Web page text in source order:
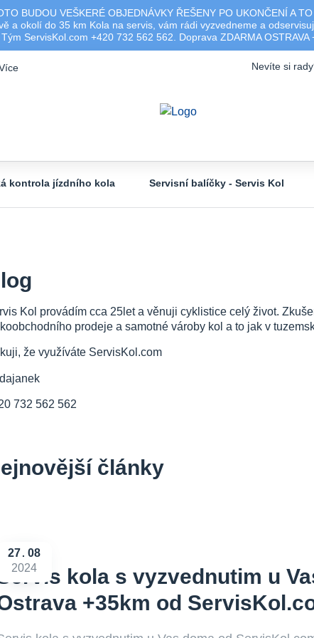
BUDOU VEŠKERÉ OBJEDNÁVKY ŘEŠENY PO UKONČENÍ A
a okolí do 35 km Kola na servis, vám rádi vyzvedneme a
ServisKol.com +420 732 562 562. Doprava ZDARMA OSTRAVA
Nevíte si
kontrola jízdního kola Servisní balíčky - Servis Kol
Kol provádím cca 25let a věnuji cyklistice celý život.
prodeje a samotné vároby kol a to jak v
že využíváte ServisKol.com
732 562 562
články
kola s vyzvednutim u
+35km od
27 08
2024